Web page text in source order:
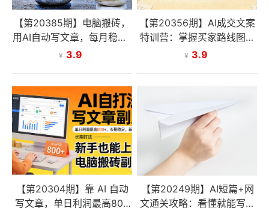
【第20385期】电脑搬砖，
用AI自动写文章，每月稳赚1
-2W，免费提供接单渠道，
¥ 3.9
【第20356期】AI成交文案
特训营：掌握买家路线图，
用AI写出高转化成交文案
¥ 3.9
【第20304期】靠 AI 自动
写文章，单日利润最高800
【第20249期】AI短篇+网
文通关攻略：看懂就能写、